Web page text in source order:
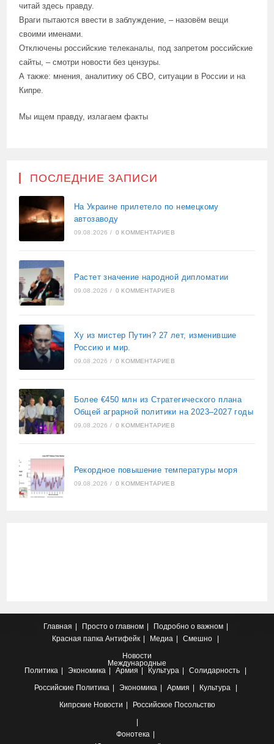
читай здесь правду.
Враги пытаются ввести в заблуждение, – назовём вещи
своими именами.
Отключены российские телеканалы, под запретом российские
сайты, – смотри новости без цензуры.
А также: мнения, аналитику об СВО, ситуации в России и на
Кипре.
Мы ищем правду, излагаем факты
ПОСЛЕДНИЕ ЗАПИСИ
На Украине прилетело по немецкому
автозаводу
09.08.2026 / 0 КОММЕНТАРИЕВ
Растет значение народной дипломатии
09.08.2026 / 0 КОММЕНТАРИЕВ
Ху из мистер Путин? 27 лет, изменившие
Россию и мир.
09.08.2026 / 0 КОММЕНТАРИЕВ
Более €450 млн из Стратегического плана
Общей аграрной политики на 2023–2027 годы
09.08.2026 / 0 КОММЕНТАРИЕВ
Рекордное повышение температуры моря
09.08.2026 / 0 КОММЕНТАРИЕВ
Главная Просто о главном
Подробно о важном
Красная папка Антифейк Медиа
Смешно
Новости
Международные
Политика
Экономика Армия Культура
Солидарность
Российские Политика Экономика Армия
Культура
Кипрские Новости Российское Посольство
Фонотека